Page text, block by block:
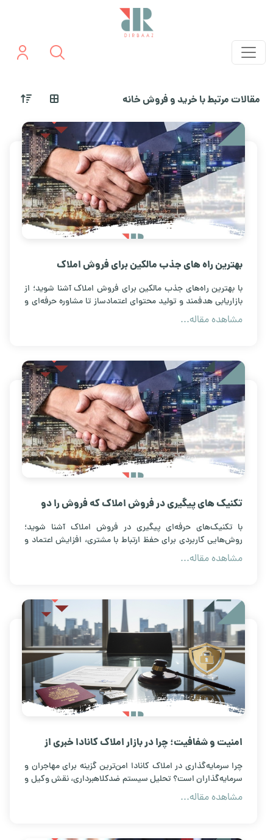
مقالات مرتبط با خرید و فروش خانه
بهترین راه های جذب مالکین برای فروش املاک
با بهترین راه‌های جذب مالکین برای فروش املاک آشنا شوید؛ از
بازاریابی هدفمند و تولید محتوای اعتمادساز تا مشاوره حرفه‌ای و
افزایش قراردادهای فروش.
مشاهده مقاله...
تکنیک های پیگیری در فروش املاک که فروش را دو
با تکنیک‌های حرفه‌ای پیگیری در فروش املاک آشنا شوید؛
روش‌هایی کاربردی برای حفظ ارتباط با مشتری، افزایش اعتماد و
دو برابر کردن فروش ملک.
مشاهده مقاله...
امنیت و شفافیت؛ چرا در بازار املاک کانادا خبری از
کلاهبرداری نیست؟
چرا سرمایه‌گذاری در املاک کانادا امن‌ترین گزینه برای مهاجران و
سرمایه‌گذاران است؟ تحلیل سیستم ضدکلاهبرداری، نقش وکیل و
فرآیند شفاف خرید ملک در کانادا.
مشاهده مقاله...